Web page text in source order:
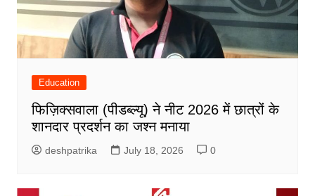
Education
फिज़िक्सवाला (पीडब्ल्यू) ने नीट 2026 में छात्रों के
शानदार प्रदर्शन का जश्न मनाया
deshpatrika July 18, 2026 0